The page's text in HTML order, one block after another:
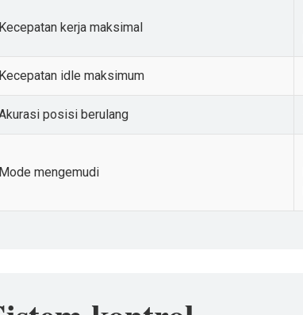
Kecepatan kerja maksimal
Kecepatan idle maksimum
posisi berulang
Mode mengemudi